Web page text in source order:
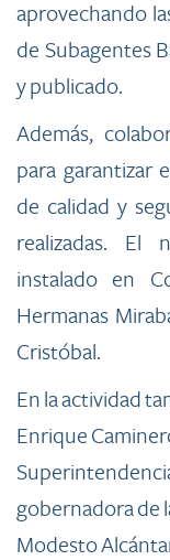
aprovechando
de Subagentes
y publicado.
Además,
para garantizar
de calidad y
realizadas. El
instalado en
Hermanas
Cristóbal.
En la actividad
Enrique
gobernadora de
Modesto